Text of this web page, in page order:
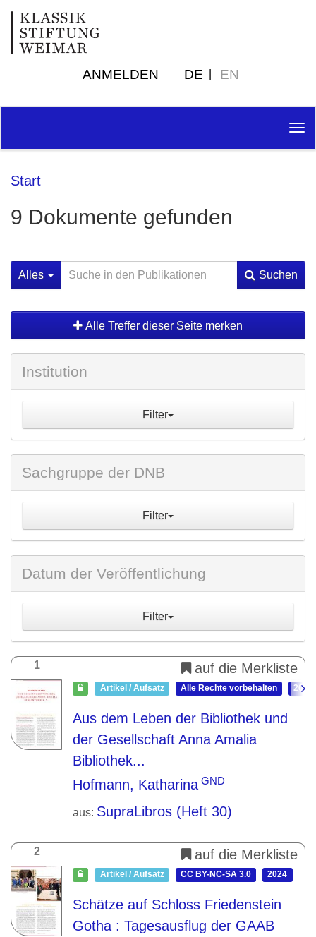
ANMELDEN DE EN
Start
9 Dokumente gefunden
Alles Suchen
Alle Treffer dieser Seite merken
Institution
Filter
Sachgruppe der DNB
Filter
Datum der Veröffentlichung
Filter
1 auf die Merkliste
Artikel / Aufsatz Alle Rechte vorbehalten 2025
Aus dem Leben der Bibliothek und
der Gesellschaft Anna Amalia
Bibliothek...
Hofmann, Katharina GND
aus: SupraLibros (Heft 30)
2 auf die Merkliste
Artikel / Aufsatz CC BY-NC-SA 3.0 2024
Schätze auf Schloss Friedenstein
Gotha : Tagesausflug der GAAB